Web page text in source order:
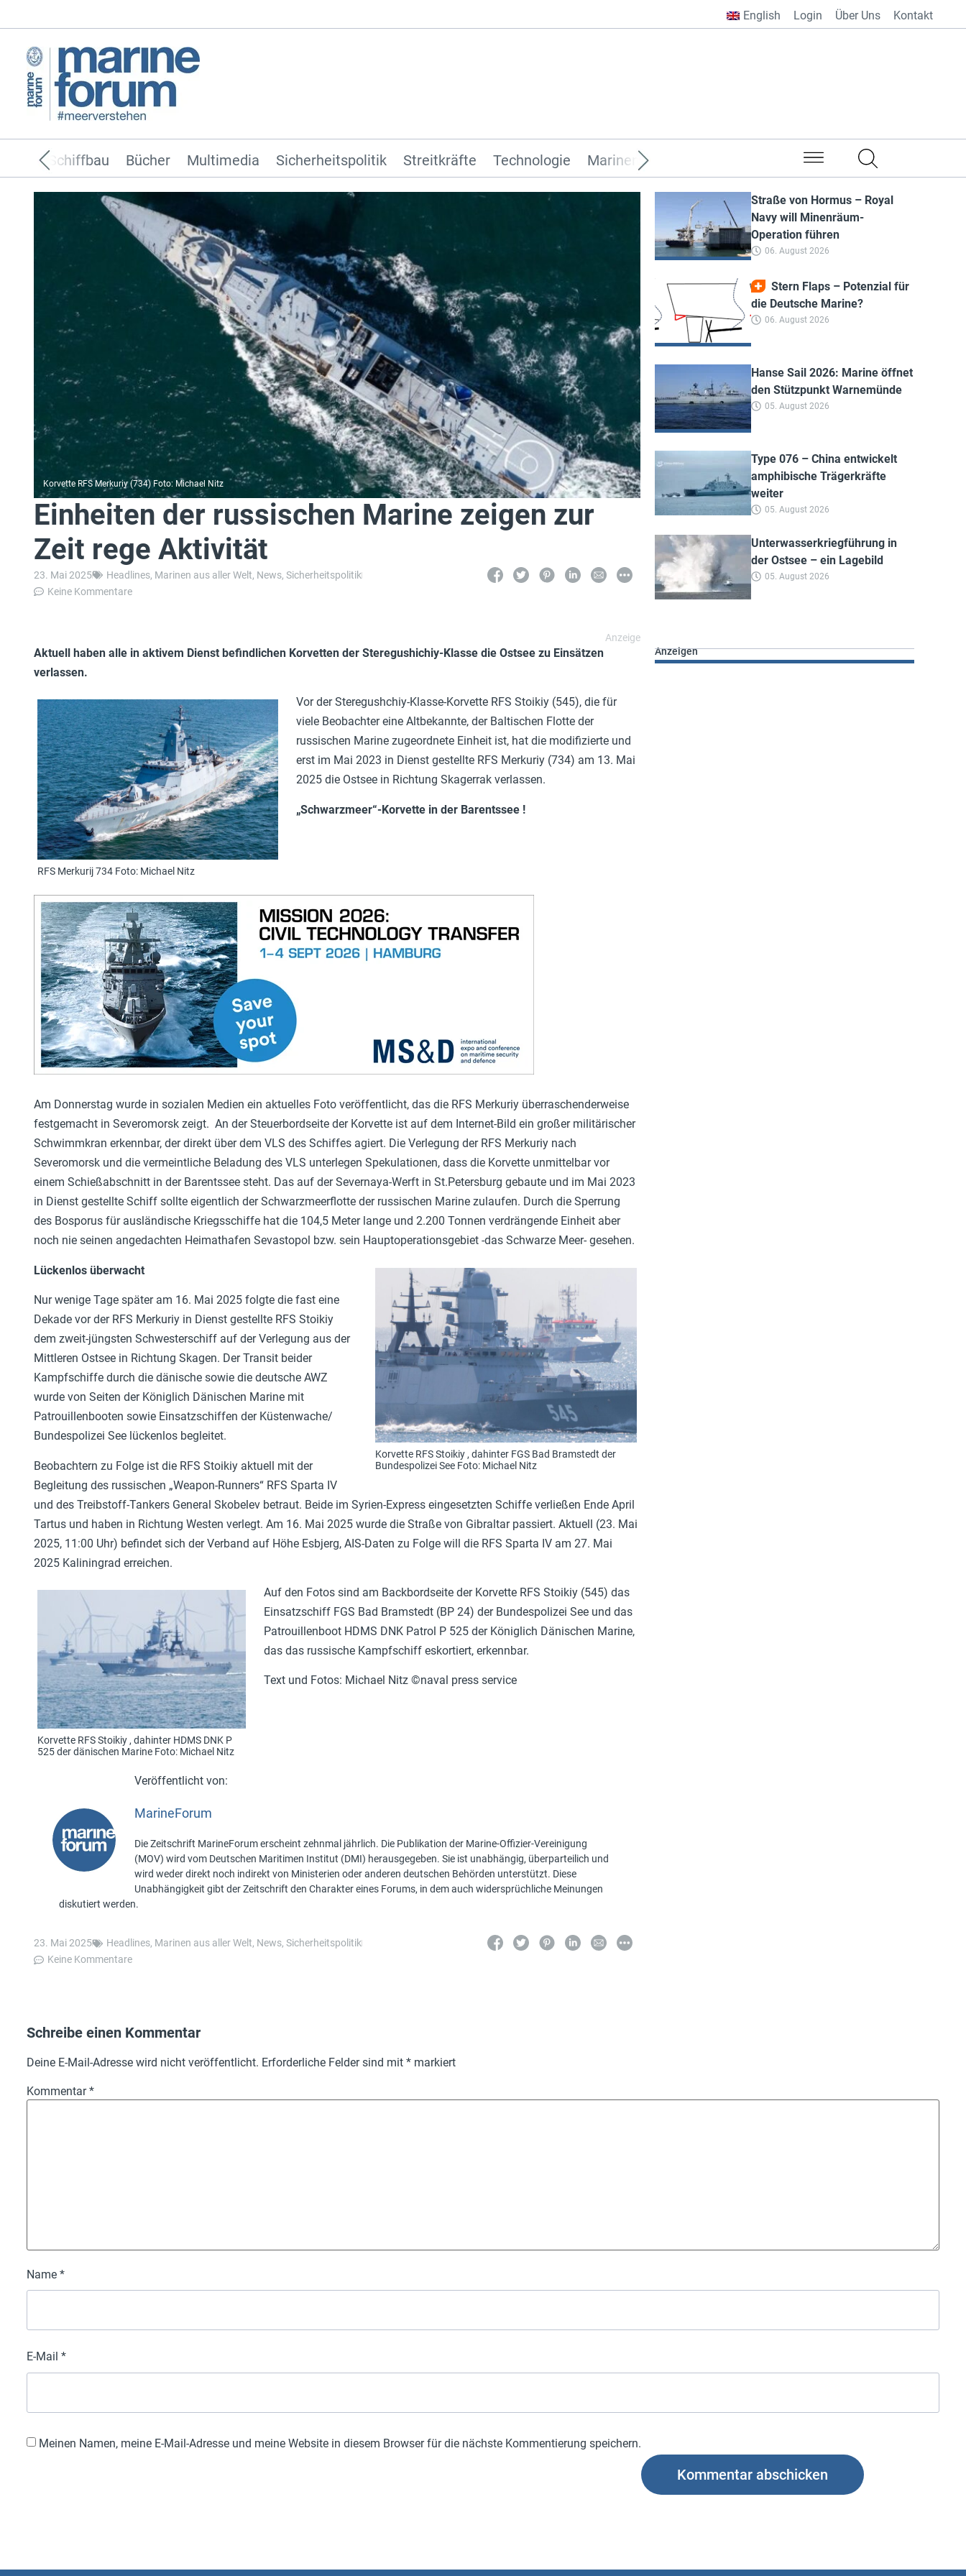
English Login Über Uns Kontakt
Sicherheitspolitik Streitkräfte Technologie Marinen aus aller Welt
Schiffbau Bücher Multimedia
Korvette RFS Merkuriy (734) Foto: Michael Nitz
Einheiten der russischen Marine zeigen zur
Zeit rege Aktivität
23. Mai 2025 Headlines, Marinen aus aller Welt, News, Sicherheitspolitik
Keine Kommentare
Straße von Hormus – Royal
Navy will Minenräum-
Operation führen
06. August 2026
Stern Flaps – Potenzial für
die Deutsche Marine?
06. August 2026
Hanse Sail 2026: Marine öffnet
den Stützpunkt Warnemünde
05. August 2026
Type 076 – China entwickelt
amphibische Trägerkräfte
weiter
05. August 2026
Unterwasserkriegführung in
der Ostsee – ein Lagebild
05. August 2026
Aktuell haben alle in aktivem Dienst befindlichen Korvetten der Steregushichiy-Klasse die Ostsee zu Einsätzen
verlassen.
RFS Merkurij 734 Foto: Michael Nitz
Vor der Steregushchiy-Klasse-Korvette RFS Stoikiy (545), die für
viele Beobachter eine Altbekannte, der Baltischen Flotte der
russischen Marine zugeordnete Einheit ist, hat die modifizierte und
erst im Mai 2023 in Dienst gestellte RFS Merkuriy (734) am 13. Mai
2025 die Ostsee in Richtung Skagerrak verlassen.
„Schwarzmeer“-Korvette in der Barentssee !
Am Donnerstag wurde in sozialen Medien ein aktuelles Foto veröffentlicht, das die RFS Merkuriy überraschenderweise
festgemacht in Severomorsk zeigt. An der Steuerbordseite der Korvette ist auf dem Internet-Bild ein großer militärischer
Schwimmkran erkennbar, der direkt über dem VLS des Schiffes agiert. Die Verlegung der RFS Merkuriy nach
Severomorsk und die vermeintliche Beladung des VLS unterlegen Spekulationen, dass die Korvette unmittelbar vor
einem Schießabschnitt in der Barentssee steht. Das auf der Severnaya-Werft in St.Petersburg gebaute und im Mai 2023
in Dienst gestellte Schiff sollte eigentlich der Schwarzmeerflotte der russischen Marine zulaufen. Durch die Sperrung
des Bosporus für ausländische Kriegsschiffe hat die 104,5 Meter lange und 2.200 Tonnen verdrängende Einheit aber
noch nie seinen angedachten Heimathafen Sevastopol bzw. sein Hauptoperationsgebiet -das Schwarze Meer- gesehen.
Korvette RFS Stoikiy , dahinter FGS Bad Bramstedt der
Bundespolizei See Foto: Michael Nitz
Lückenlos überwacht
Nur wenige Tage später am 16. Mai 2025 folgte die fast eine
Dekade vor der RFS Merkuriy in Dienst gestellte RFS Stoikiy
dem zweit-jüngsten Schwesterschiff auf der Verlegung aus der
Mittleren Ostsee in Richtung Skagen. Der Transit beider
Kampfschiffe durch die dänische sowie die deutsche AWZ
wurde von Seiten der Königlich Dänischen Marine mit
Patrouillenbooten sowie Einsatzschiffen der Küstenwache/
Bundespolizei See lückenlos begleitet.
Beobachtern zu Folge ist die RFS Stoikiy aktuell mit der
Begleitung des russischen „Weapon-Runners“ RFS Sparta IV
und des Treibstoff-Tankers General Skobelev betraut. Beide im Syrien-Express eingesetzten Schiffe verließen Ende April
Tartus und haben in Richtung Westen verlegt. Am 16. Mai 2025 wurde die Straße von Gibraltar passiert. Aktuell (23. Mai
2025, 11:00 Uhr) befindet sich der Verband auf Höhe Esbjerg, AIS-Daten zu Folge will die RFS Sparta IV am 27. Mai
2025 Kaliningrad erreichen.
Korvette RFS Stoikiy , dahinter HDMS DNK P
525 der dänischen Marine Foto: Michael Nitz
Auf den Fotos sind am Backbordseite der Korvette RFS Stoikiy (545) das
Einsatzschiff FGS Bad Bramstedt (BP 24) der Bundespolizei See und das
Patrouillenboot HDMS DNK Patrol P 525 der Königlich Dänischen Marine,
das das russische Kampfschiff eskortiert, erkennbar.
Text und Fotos: Michael Nitz ©naval press service
MarineForum
Die Zeitschrift MarineForum erscheint zehnmal jährlich. Die Publikation der Marine-Offizier-Vereinigung
(MOV) wird vom Deutschen Maritimen Institut (DMI) herausgegeben. Sie ist unabhängig, überparteilich und
wird weder direkt noch indirekt von Ministerien oder anderen deutschen Behörden unterstützt. Diese
Unabhängigkeit gibt der Zeitschrift den Charakter eines Forums, in dem auch widersprüchliche Meinungen
diskutiert werden.
23. Mai 2025 Headlines, Marinen aus aller Welt, News, Sicherheitspolitik
Keine Kommentare
Anzeigen
Schreibe einen Kommentar
Deine E-Mail-Adresse wird nicht veröffentlicht. Erforderliche Felder sind mit * markiert
Kommentar*
Name *
E-Mail *
Meinen Namen, meine E-Mail-Adresse und meine Website in diesem Browser für die nächste Kommentierung speichern.